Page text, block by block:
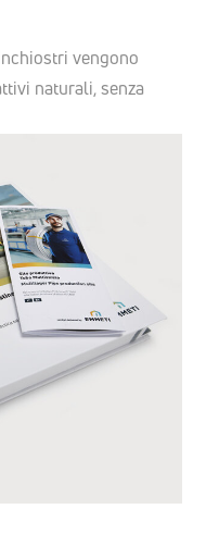
vengono
naturali, senza